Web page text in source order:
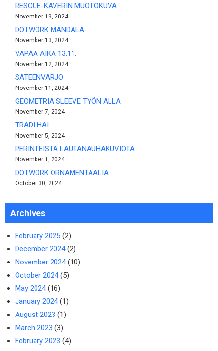
RESCUE-KAVERIN MUOTOKUVA
November 19, 2024
DOTWORK MANDALA
November 13, 2024
VAPAA AIKA 13.11.
November 12, 2024
SATEENVARJO
November 11, 2024
GEOMETRIA SLEEVE TYÖN ALLA
November 7, 2024
TRADI HAI
November 5, 2024
PERINTEISTÄ LAUTANAUHAKUVIOTA
November 1, 2024
DOTWORK ORNAMENTAALIA
October 30, 2024
Archives
February 2025 (2)
December 2024(2)
November 2024(10)
October 2024(5)
May 2024(16)
January 2024(1)
August 2023 (1)
March 2023 (3)
February 2023 (4)